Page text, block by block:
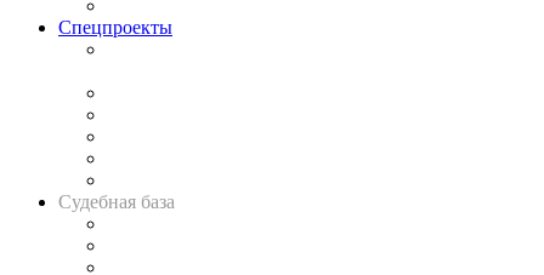
Спецпроекты
Судебная база